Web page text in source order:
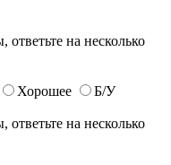
на несколько
Хорошее
Б/У
на несколько